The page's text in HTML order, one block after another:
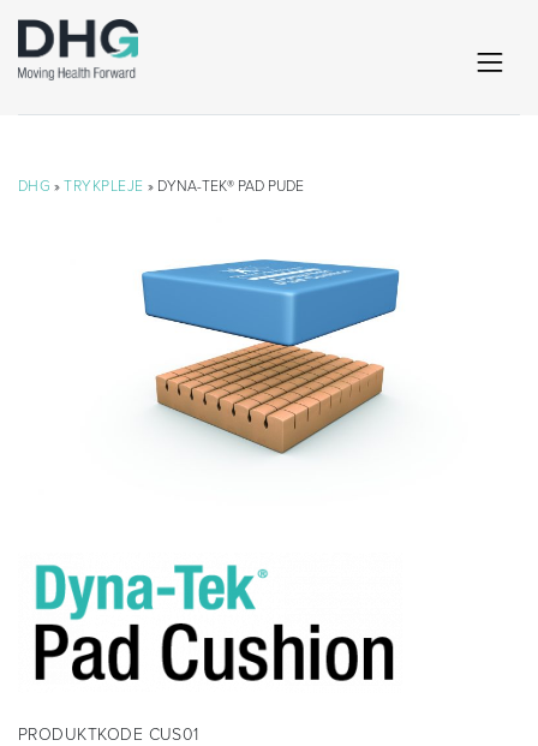
DHG »TRYKPLEJE » DYNA-TEK® PAD PUDE
PRODUKTKODE CUS01